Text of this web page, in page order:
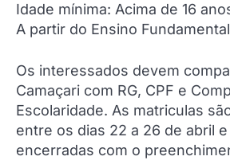
Idade mínima: Acima de 16
A partir do Ensino
Os interessados devem
Camaçari com RG, CPF e
Escolaridade. As matriculas
entre os dias 22 a 26 de abril
encerradas com o